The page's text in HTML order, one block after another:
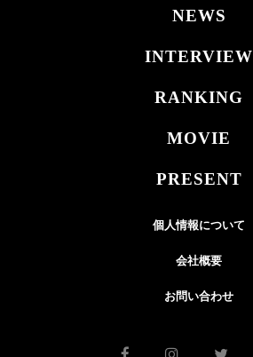
NEWS
INTERVIEW
RANKING
MOVIE
PRESENT
個人情報について
会社概要
お問い合わせ